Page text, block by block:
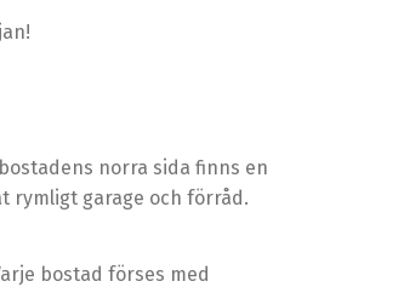
norra sida finns en
rymligt garage och förråd.
bostad förses med